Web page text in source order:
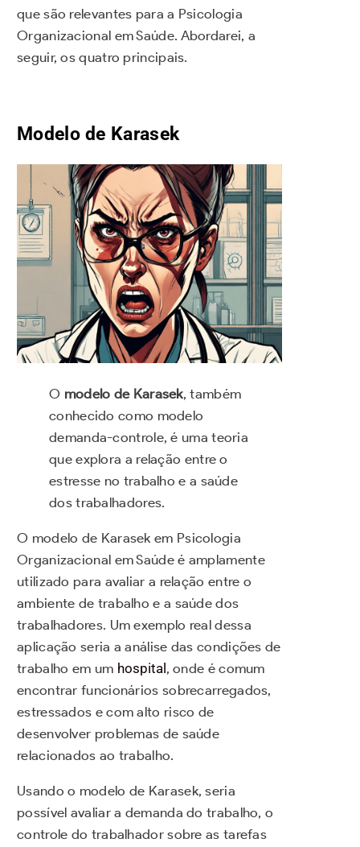
que são relevantes para a Psicologia
Organizacional em Saúde. Abordarei, a
seguir, os quatro principais.
Modelo de Karasek
O modelo de Karasek, também
conhecido como modelo
demanda-controle, é uma teoria
que explora a relação entre o
estresse no trabalho e a saúde
dos trabalhadores.
O modelo de Karasek em Psicologia
Organizacional em Saúde é amplamente
utilizado para avaliar a relação entre o
ambiente de trabalho e a saúde dos
trabalhadores. Um exemplo real dessa
aplicação seria a análise das condições de
trabalho em um hospital , onde é comum
encontrar funcionários sobrecarregados,
estressados e com alto risco de
desenvolver problemas de saúde
relacionados ao trabalho.
Usando o modelo de Karasek, seria
possível avaliar a demanda do trabalho, o
controle do trabalhador sobre as tarefas